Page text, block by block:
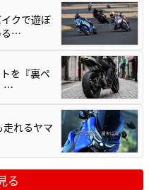
クで遊ぼ
る…
を『裏ペ
…
走れるヤマ
る